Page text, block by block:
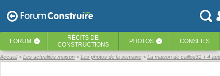
FORUM ‹ RÉCITS DE
CONSTRUCTIONS
PHOTOS ‹ CONSEILS
Accueil Les actualités maison Les photos de la semaine La maison de caillou31 + 4